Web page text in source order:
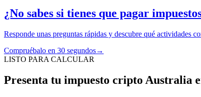
¿No sabes si tienes que pagar
Responde unas preguntas rápidas y descubre qué actividades
Compruébalo en 30 segundos→
LISTO PARA CALCULAR
Presenta tu impuesto cripto Australia